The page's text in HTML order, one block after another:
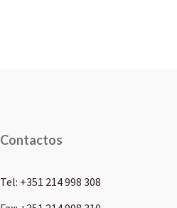
Contactos
Tel: +351 214 998 308